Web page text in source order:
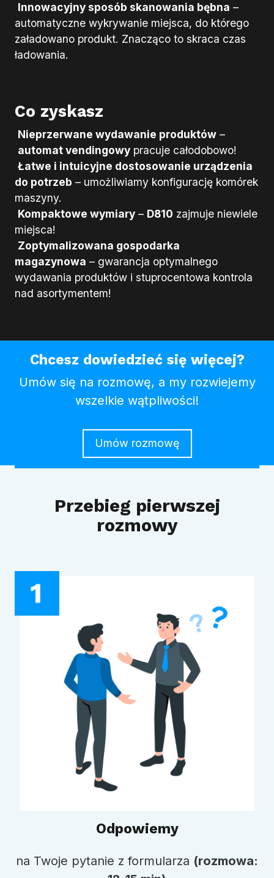
Innowacyjny sposób skanowania bębna –
automatyczne wykrywanie miejsca, do którego
załadowano produkt. Znacząco to skraca czas
ładowania.
Co zyskasz
Nieprzerwane wydawanie produktów –
automat vendingowy pracuje całodobowo!
Łatwe i intuicyjne dostosowanie urządzenia
do potrzeb – umożliwiamy konfigurację komórek
maszyny.
Kompaktowe wymiary – D810 zajmuje niewiele
miejsca!
Zoptymalizowana gospodarka
magazynowa – gwarancja optymalnego
wydawania produktów i stuprocentowa kontrola
nad asortymentem!
Chcesz dowiedzieć się więcej?
Umów się na rozmowę, a my rozwiejemy
wszelkie wątpliwości!
Umów rozmowę
Przebieg pierwszej
rozmowy
Odpowiemy
na Twoje pytanie z formularza (rozmowa: